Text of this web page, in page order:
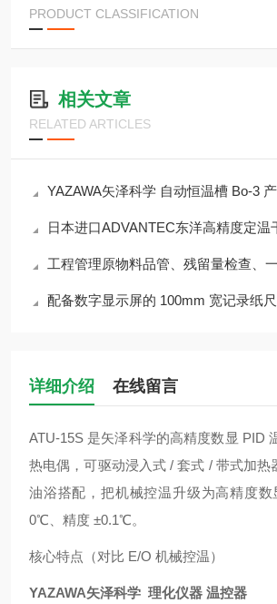
PRODUCT CLASSIFICATION
相关文章
RELATED ARTICLES
YAZAWA矢泽科学 自动恒温槽 Bo-3
日本进口ADVANTEC东洋高精度定温干
工程管理原物料品管、残留量检查、一般用水循环用水锅
配备数字显示屏的 100mm 宽记录纸尺寸
详细介绍 在线留言
ATU‑15S 是矢泽科学的高精度数显 PID
热电偶，可驱动浸入式 / 套式 / 带式加热
油浴搭配，把机械控温升级为高精度数
0℃、精度 ±0.1℃。
核心特点（对比 E/O 机械控温）
YAZAWA矢泽科学 理化仪器 温控器